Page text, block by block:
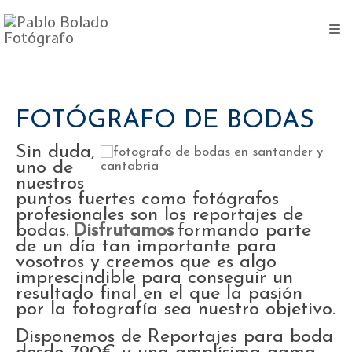
FOTÓGRAFO DE BODAS
Sin duda,
uno de
nuestros
puntos fuertes como fotógrafos
profesionales son los reportajes de
bodas. Disfrutamos formando parte
de un día tan importante para
vosotros y creemos que es algo
imprescindible para conseguir un
resultado final en el que la pasión
por la fotografía sea nuestro objetivo.
Disponemos de Reportajes para boda